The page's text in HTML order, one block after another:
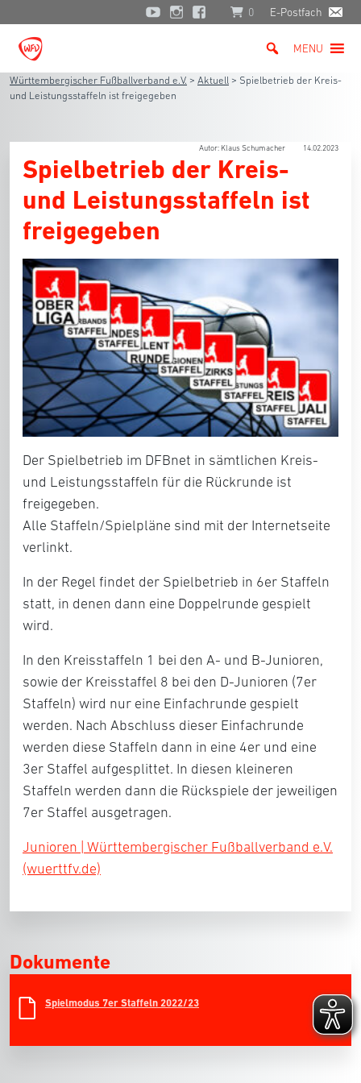
0 E-Postfach
MENU
Württembergischer Fußballverband e.V. > Aktuell > Spielbetrieb der Kreis-
und Leistungsstaffeln ist freigegeben
Autor: Klaus Schumacher 14.02.2023
Spielbetrieb der Kreis-
und Leistungsstaffeln ist
freigegeben
Der Spielbetrieb im DFBnet in sämtlichen Kreis-
und Leistungsstaffeln für die Rückrunde ist
freigegeben.
Alle Staffeln/Spielpläne sind mit der Internetseite
verlinkt.
In der Regel findet der Spielbetrieb in 6er Staffeln
statt, in denen dann eine Doppelrunde gespielt
wird.
In den Kreisstaffeln 1 bei den A- und B-Junioren,
sowie der Kreisstaffel 8 bei den D-Junioren (7er
Staffeln) wird nur eine Einfachrunde gespielt
werden. Nach Abschluss dieser Einfachrunde
werden diese Staffeln dann in eine 4er und eine
3er Staffel aufgesplittet. In diesen kleineren
Staffeln werden dann die Rückspiele der jeweiligen
7er Staffel ausgetragen.
Junioren | Württembergischer Fußballverband e.V.
(wuerttfv.de)
Dokumente
Spielmodus 7er Staffeln 2022/23